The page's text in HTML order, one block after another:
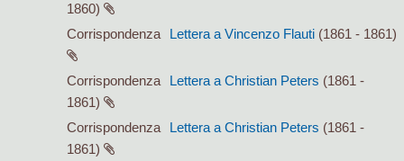
1860)
Corrispondenza
Lettera a Vincenzo Flauti (1861 - 1861)
Corrispondenza Lettera a Christian Peters (1861 -
1861)
Corrispondenza
Lettera a Christian Peters (1861 -
1861)